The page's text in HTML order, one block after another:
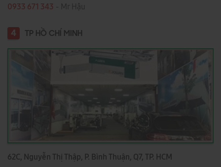
0933 671 343 - Mr Hậu
4 TP HỒ CHÍ MINH
62C, Nguyễn Thị Thập, P. Bình Thuận, Q7, TP. HCM